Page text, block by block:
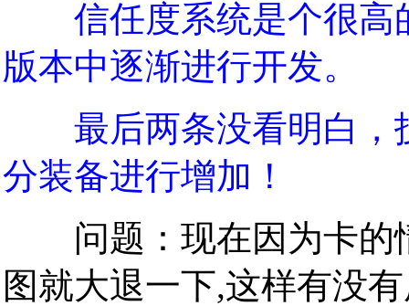
信任度系统是个很高
版本中逐渐进行开发。
最后两条没看明白，
分装备进行增加！
问题：现在因为卡的
图就大退一下,这样有没有